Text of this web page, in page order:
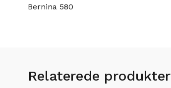
Bernina 580
Relaterede produkter